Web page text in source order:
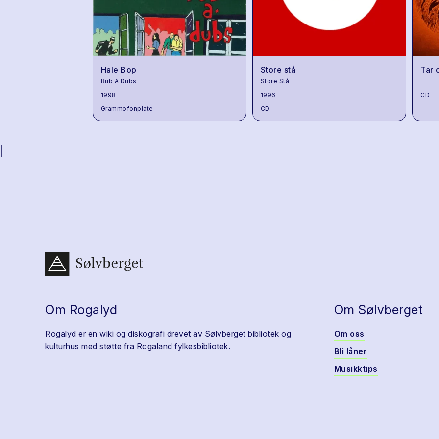
Hale Bop
Rub A Dubs
1998
Grammofonplate
Store stå
Store Stå
1996
CD
Tar
CD
Om Rogalyd
Rogalyd er en wiki og diskografi drevet av Sølvberget bibliotek og
kulturhus med støtte fra Rogaland fylkesbibliotek.
Om Sølvberget
Om oss
Bli låner
Musikktips